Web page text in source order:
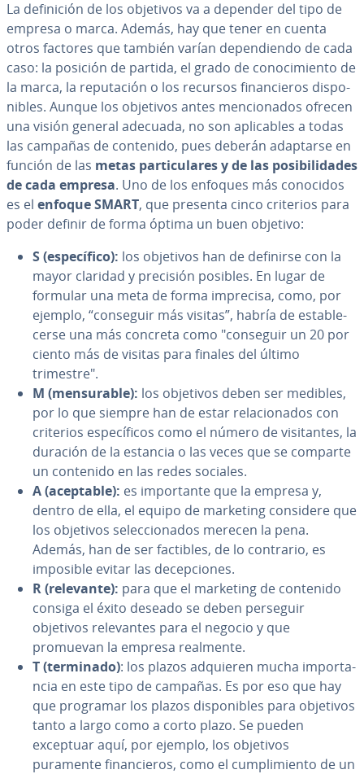
La de­fi­ni­ción de los objetivos va a depender del tipo de
empresa o marca. Además, hay que tener en cuenta
otros factores que también varían de­pe­n­die­n­do de cada
caso: la posición de partida, el grado de co­no­ci­mie­n­to de
la marca, la repu­tación o los recursos fi­na­n­cie­ros di­s­po­
ni­bles. Aunque los objetivos antes me­n­cio­na­dos ofrecen
una visión general adecuada, no son apli­ca­bles a todas
las campañas de contenido, pues deberán adaptarse en
función de las metas pa­r­ti­cu­la­res y de las po­si­bi­li­da­des
de cada empresa. Uno de los enfoques más conocidos
es el enfoque SMART, que presenta cinco criterios para
poder definir de forma óptima un buen objetivo:
S (es­pe­cí­fi­co): los objetivos han de definirse con la
mayor claridad y precisión posibles. En lugar de
formular una meta de forma imprecisa, como, por
ejemplo, “conseguir más visitas”, habría de es­ta­ble­
ce­r­se una más concreta como "conseguir un 20 por
ciento más de visitas para finales del último
trimestre".
M (me­n­su­ra­ble): los objetivos deben ser medibles,
por lo que siempre han de estar re­la­cio­na­dos con
criterios es­pe­cí­fi­cos como el número de vi­si­ta­n­tes, la
duración de la estancia o las veces que se comparte
un contenido en las redes sociales.
A (aceptable): es im­po­r­ta­n­te que la empresa y,
dentro de ella, el equipo de marketing considere que
los objetivos se­le­c­cio­na­dos merecen la pena.
Además, han de ser factibles, de lo contrario, es
imposible evitar las de­ce­p­cio­nes.
R (relevante): para que el marketing de contenido
consiga el éxito deseado se deben perseguir
objetivos re­le­va­n­tes para el negocio y que
promuevan la empresa realmente.
T(terminado): los plazos adquieren mucha im­po­r­ta­
n­cia en este tipo de campañas. Es por eso que hay
que programar los plazos di­s­po­ni­bles para objetivos
tanto a largo como a corto plazo. Se pueden
exceptuar aquí, por ejemplo, los objetivos
puramente fi­na­n­cie­ros, como el cu­m­pli­mie­n­to de un